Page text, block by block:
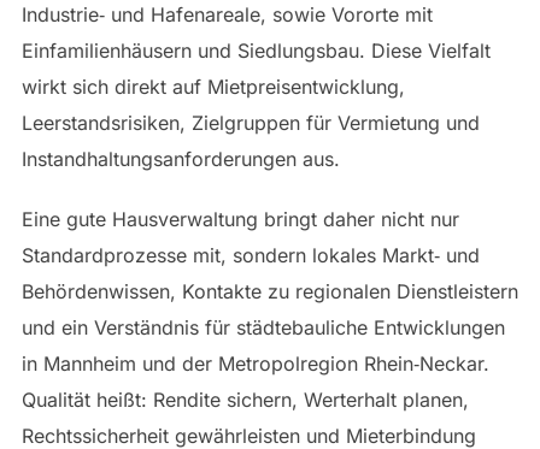
Industrie‑ und Hafenareale, sowie Vororte mit
Einfamilienhäusern und Siedlungsbau. Diese Vielfalt
wirkt sich direkt auf Mietpreisentwicklung,
Leerstandsrisiken, Zielgruppen für Vermietung und
Instandhaltungsanforderungen aus.
Eine gute Hausverwaltung bringt daher nicht nur
Standardprozesse mit, sondern lokales Markt‑ und
Behördenwissen, Kontakte zu regionalen Dienstleistern
und ein Verständnis für städtebauliche Entwicklungen
in Mannheim und der Metropolregion Rhein‑Neckar.
Qualität heißt: Rendite sichern, Werterhalt planen,
Rechtssicherheit gewährleisten und Mieterbindung